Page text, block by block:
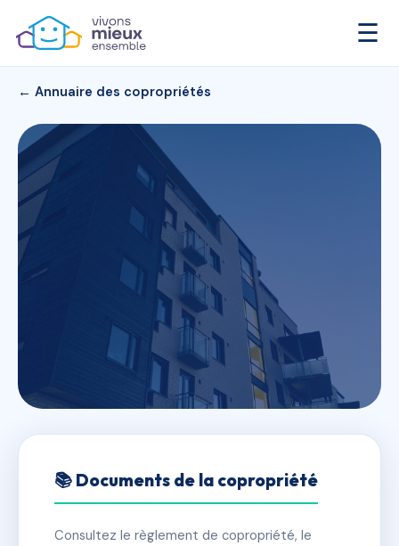
☰
← Annuaire des copropriétés
60 RUE DE BAYEUX - 85 RUE
BICOQUET
📍 60 r de bayeux 14000 Caen
📚 Documents de la copropriété
Consultez le règlement de copropriété, le